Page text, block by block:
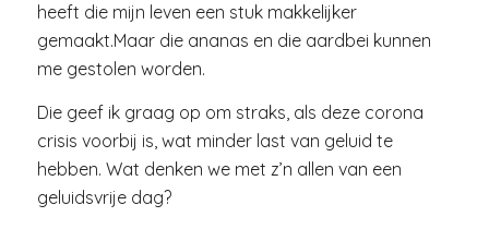
heeft die mijn leven een stuk makkelijker
gemaakt.Maar die ananas en die aardbei kunnen
me gestolen worden.
Die geef ik graag op om straks, als deze corona
crisis voorbij is, wat minder last van geluid te
hebben. Wat denken we met z’n allen van een
geluidsvrije dag?